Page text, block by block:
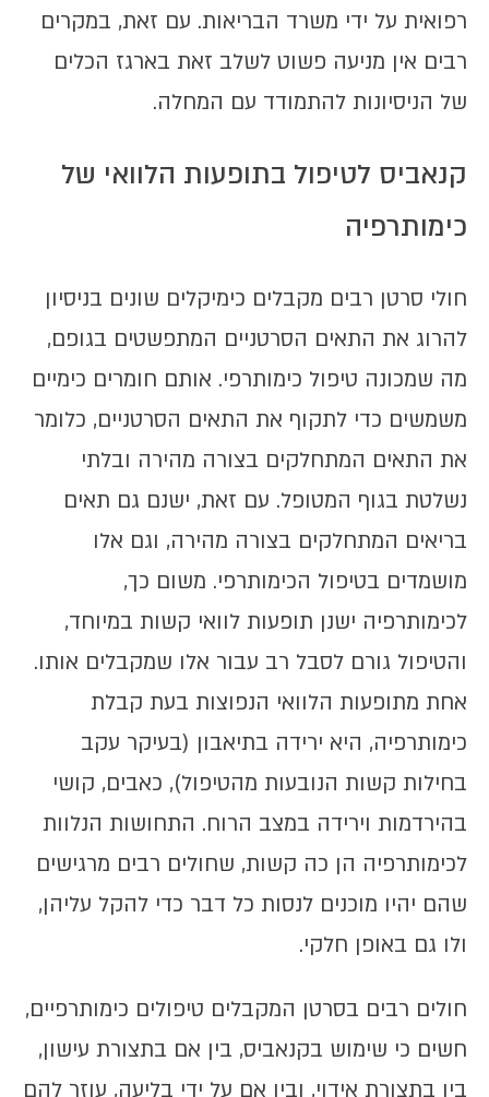
רפואית על ידי משרד הבריאות. עם זאת, במקרים
רבים אין מניעה פשוט לשלב זאת בארגז הכלים
של הניסיונות להתמודד עם המחלה.
קנאביס לטיפול בתופעות הלוואי של
כימותרפיה
חולי סרטן רבים מקבלים כימיקלים שונים בניסיון
להרוג את התאים הסרטניים המתפשטים בגופם,
מה שמכונה טיפול כימותרפי. אותם חומרים כימיים
משמשים כדי לתקוף את התאים הסרטניים, כלומר
את התאים המתחלקים בצורה מהירה ובלתי
נשלטת בגוף המטופל. עם זאת, ישנם גם תאים
בריאים המתחלקים בצורה מהירה, וגם אלו
מושמדים בטיפול הכימותרפי. משום כך,
לכימותרפיה ישנן תופעות לוואי קשות במיוחד,
והטיפול גורם לסבל רב עבור אלו שמקבלים אותו.
אחת מתופעות הלוואי הנפוצות בעת קבלת
כימותרפיה, היא ירידה בתיאבון (בעיקר עקב
בחילות קשות הנובעות מהטיפול), כאבים, קושי
בהירדמות וירידה במצב הרוח. התחושות הנלוות
לכימותרפיה הן כה קשות, שחולים רבים מרגישים
שהם יהיו מוכנים לנסות כל דבר כדי להקל עליהן,
ולו גם באופן חלקי.
חולים רבים בסרטן המקבלים טיפולים כימותרפיים,
חשים כי שימוש בקנאביס, בין אם בתצורת עישון,
בין בתצורת אידוי, ובין אם על ידי בליעה, עוזר להם